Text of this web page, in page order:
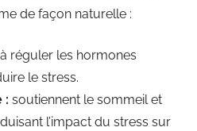
de façon naturelle :
réguler les hormones
le stress.
: soutiennent le sommeil et
l’impact du stress sur